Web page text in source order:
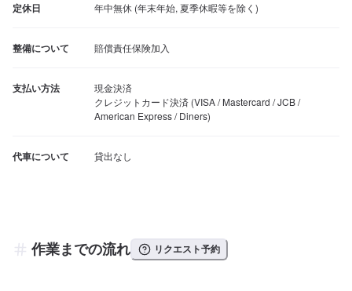
定休日 年中無休 (年末年始, 夏季休暇等を除く)
整備について 賠償責任保険加入
支払い方法
現金決済
クレジットカード決済 (VISA / Mastercard / JCB /
American Express / Diners)
代車について 貸出なし
作業までの流れ リクエスト予約